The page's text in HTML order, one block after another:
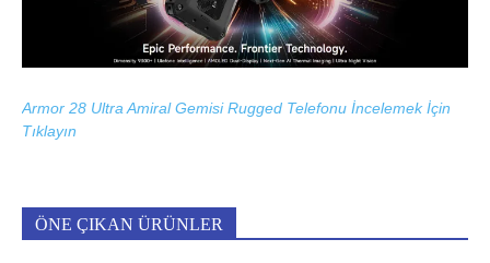
Armor 28 Ultra Amiral Gemisi Rugged Telefonu İncelemek İçin
Tıklayın
ÖNE ÇIKAN ÜRÜNLER